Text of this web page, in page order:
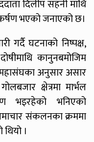
दिलीप सहनी माथि
भएको जनाएको छ।
गर्दै घटनाको निष्पक्ष,
कानुनबमोजिम
महासंघका अनुसार असार
क्षेत्रमा मार्भल
भइरहेको भनिएको
संकलनका क्रममा
।